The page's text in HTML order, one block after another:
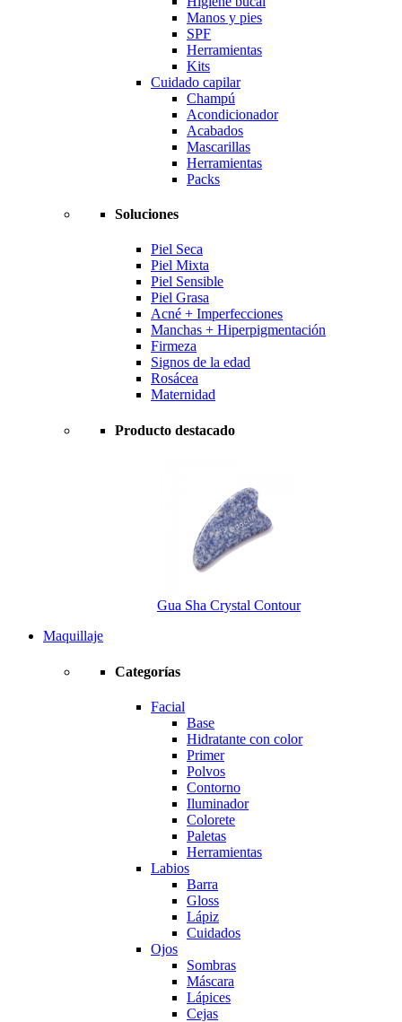
Manos y pies
SPF
Herramientas
Kits
Cuidado capilar
Champú
Acondicionador
Acabados
Mascarillas
Herramientas
Packs
Soluciones
Piel Seca
Piel Mixta
Piel Sensible
Piel Grasa
Acné + Imperfecciones
Manchas + Hiperpigmentación
Firmeza
Signos de la edad
Rosácea
Maternidad
Producto destacado
Gua Sha Crystal Contour
Maquillaje
Categorías
Facial
Base
Hidratante con color
Primer
Polvos
Contorno
Iluminador
Colorete
Paletas
Herramientas
Labios
Barra
Gloss
Lápiz
Cuidados
Ojos
Sombras
Máscara
Lápices
Cejas